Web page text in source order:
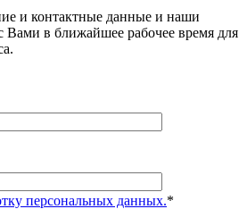
и контактные данные и наши
Вами в ближайшее рабочее время для
персональных данных.*